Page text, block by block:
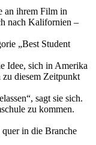
an ihrem Film in
nach Kalifornien –
„Best Student
Idee, sich in Amerika
diesem Zeitpunkt
sagt sie sich.
zu kommen.
in die Branche